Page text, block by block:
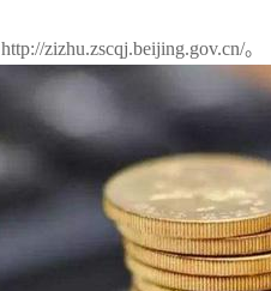
http://zizhu.zscqj.beijing.gov.cn/。